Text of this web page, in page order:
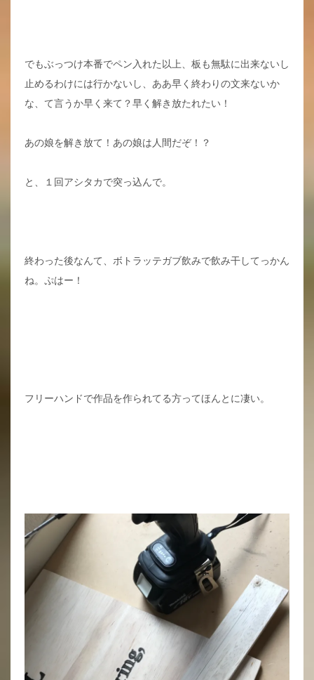
でもぶっつけ本番でペン入れた以上、板も無駄に出来ないし
止めるわけには行かないし、ああ早く終わりの文来ないか
な、て言うか早く来て？早く解き放たれたい！
あの娘を解き放て！あの娘は人間だぞ！？
と、１回アシタカで突っ込んで。
終わった後なんて、ボトラッテガブ飲みで飲み干してっかん
ね。ぷはー！
フリーハンドで作品を作られてる方ってほんとに凄い。